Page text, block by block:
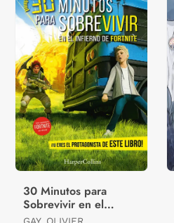
30 Minutos para
Sobrevivir en el
Infierno de Fortnite